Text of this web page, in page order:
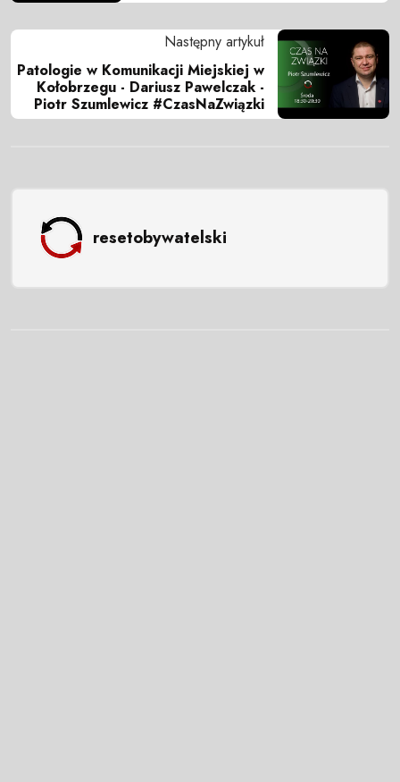
Następny artykuł
Patologie w Komunikacji Miejskiej w
Kołobrzegu - Dariusz Pawelczak -
Piotr Szumlewicz #CzasNaZwiązki
resetobywatelski